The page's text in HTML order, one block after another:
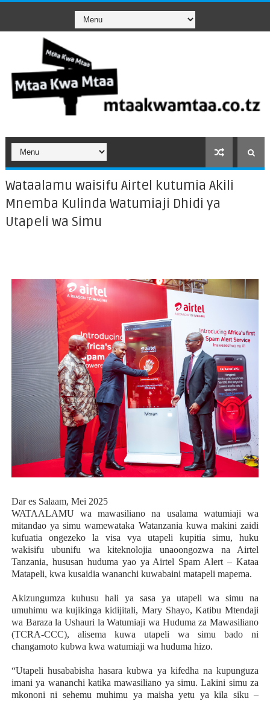
Wataalamu waisifu Airtel kutumia Akili
Mnemba Kulinda Watumiaji Dhidi ya
Utapeli wa Simu
Dar es Salaam, Mei 2025
WATAALAMU wa mawasiliano na usalama watumiaji wa
mitandao ya simu wamewataka Watanzania kuwa makini zaidi
kufuatia ongezeko la visa vya utapeli kupitia simu, huku
wakisifu ubunifu wa kiteknolojia unaoongozwa na Airtel
Tanzania, hususan huduma yao ya Airtel Spam Alert – Kataa
Matapeli, kwa kusaidia wananchi kuwabaini matapeli mapema.
Akizungumza kuhusu hali ya sasa ya utapeli wa simu na
umuhimu wa kujikinga kidijitali, Mary Shayo, Katibu Mtendaji
wa Baraza la Ushauri la Watumiaji wa Huduma za Mawasiliano
(TCRA-CCC), alisema kuwa utapeli wa simu bado ni
changamoto kubwa kwa watumiaji wa huduma hizo.
“Utapeli husababisha hasara kubwa ya kifedha na kupunguza
imani ya wananchi katika mawasiliano ya simu. Lakini simu za
mkononi ni sehemu muhimu ya maisha yetu ya kila siku –